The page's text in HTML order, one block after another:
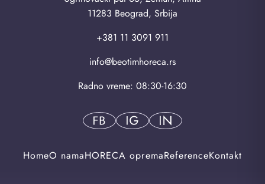
11283 Beograd, Srbija
+381 11 3091 911
info@beotimhoreca.rs
Radno vreme: 08:30-16:30
HomeO namaHORECA opremaReferenceKontakt